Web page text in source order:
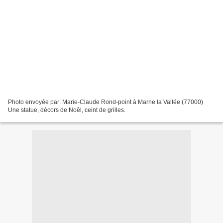
Photo envoyée par: Marie-Claude Rond-point à Marne la Vallée (77000)
Une statue, décors de Noêl, ceint de grilles.